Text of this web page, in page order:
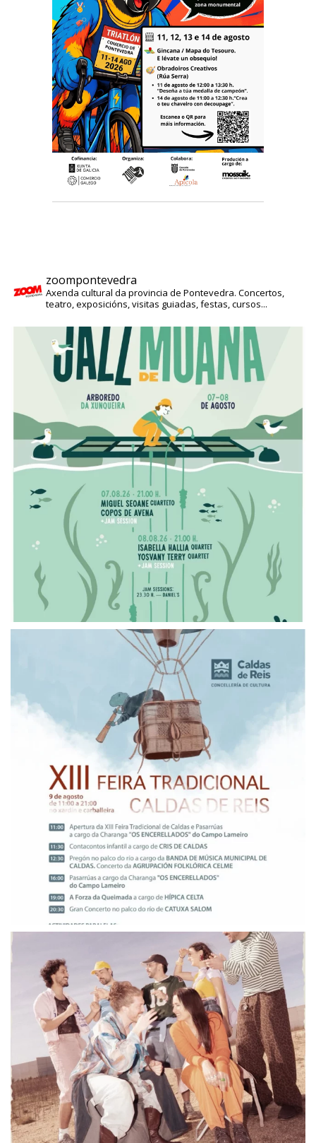
zoompontevedra
Axenda cultural da provincia de Pontevedra. Concertos,
teatro, exposicións, visitas guiadas, festas, cursos...